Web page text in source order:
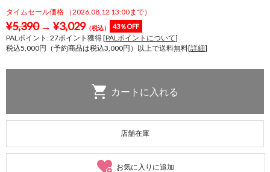
タイムセール価格 （2026.08.12 13:00まで）
¥5,390→ ¥3,029（税込） 43％OFF
PALポイント:27ポイント獲得 [PALポイントについて]
税込5,000円（予約商品は税込3,000円）以上で送料無料[詳細]
店舗在庫
お気に入りに追加